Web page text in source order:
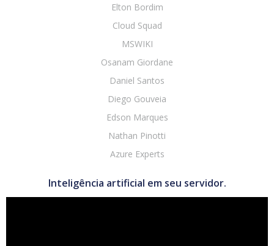
Elton Bordim
Cloud Squad
MSWIKI
Osanam Giordane
Daniel Santos
Diego Gouveia
Edson Marques
Nathan Pinotti
Azure Experts
Inteligência artificial em seu servidor.